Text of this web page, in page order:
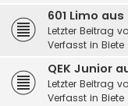
601 Limo
Letzter Beitrag
Verfasst in Biete
QEK Junior
Letzter Beitrag
Verfasst in Biete